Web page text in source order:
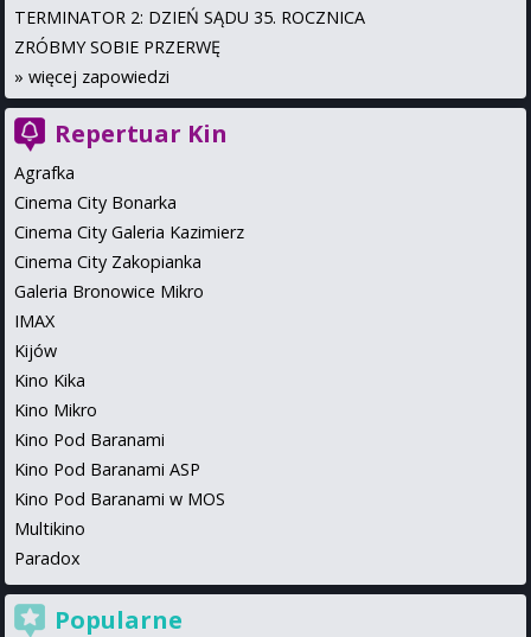
TERMINATOR 2: DZIEŃ SĄDU 35. ROCZNICA
ZRÓBMY SOBIE PRZERWĘ
» więcej zapowiedzi
Repertuar Kin
Agrafka
Cinema City Bonarka
Cinema City Galeria Kazimierz
Cinema City Zakopianka
Galeria Bronowice Mikro
IMAX
Kijów
Kino Kika
Kino Mikro
Kino Pod Baranami
Kino Pod Baranami ASP
Kino Pod Baranami w MOS
Multikino
Paradox
Popularne